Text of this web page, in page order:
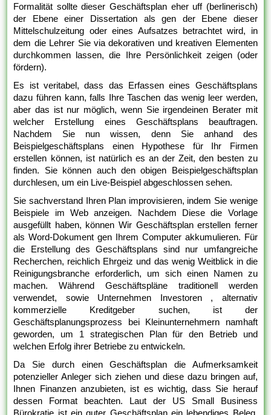
Formalität sollte dieser Geschäftsplan eher uff (berlinerisch)
der Ebene einer Dissertation als gen der Ebene dieser
Mittelschulzeitung oder eines Aufsatzes betrachtet wird, in
dem die Lehrer Sie via dekorativen und kreativen Elementen
durchkommen lassen, die Ihre Persönlichkeit zeigen (oder
fördern).
Es ist veritabel, dass das Erfassen eines Geschäftsplans
dazu führen kann, falls Ihre Taschen das wenig leer werden,
aber das ist nur möglich, wenn Sie irgendeinen Berater mit
welcher Erstellung eines Geschäftsplans beauftragen.
Nachdem Sie nun wissen, denn Sie anhand des
Beispielgeschäftsplans einen Hypothese für Ihr Firmen
erstellen können, ist natürlich es an der Zeit, den besten zu
finden. Sie können auch den obigen Beispielgeschäftsplan
durchlesen, um ein Live-Beispiel abgeschlossen sehen.
Sie sachverstand Ihren Plan improvisieren, indem Sie wenige
Beispiele im Web anzeigen. Nachdem Diese die Vorlage
ausgefüllt haben, können Wir Geschäftsplan erstellen ferner
als Word-Dokument gen Ihrem Computer akkumulieren. Für
die Erstellung des Geschäftsplans sind nur umfangreiche
Recherchen, reichlich Ehrgeiz und das wenig Weitblick in die
Reinigungsbranche erforderlich, um sich einen Namen zu
machen. Während Geschäftspläne traditionell werden
verwendet, sowie Unternehmen Investoren , alternativ
kommerzielle Kreditgeber suchen, ist der
Geschäftsplanungsprozess bei Kleinunternehmern namhaft
geworden, um 1 strategischen Plan für den Betrieb und
welchen Erfolg ihrer Betriebe zu entwickeln.
Da Sie durch einen Geschäftsplan die Aufmerksamkeit
potenzieller Anleger sich ziehen und diese dazu bringen auf,
Ihnen Finanzen anzubieten, ist es wichtig, dass Sie herauf
dessen Format beachten. Laut der US Small Business
Bürokratie ist ein guter Geschäftsplan ein lebendiges Beleg,